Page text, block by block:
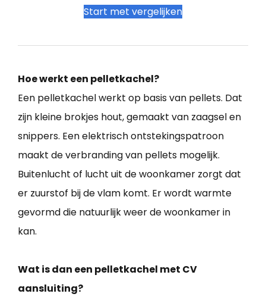
Start met vergelijken
Hoe werkt een pelletkachel?
Een pelletkachel werkt op basis van pellets. Dat
zijn kleine brokjes hout, gemaakt van zaagsel en
snippers. Een elektrisch ontstekingspatroon
maakt de verbranding van pellets mogelijk.
Buitenlucht of lucht uit de woonkamer zorgt dat
er zuurstof bij de vlam komt. Er wordt warmte
gevormd die natuurlijk weer de woonkamer in
kan.
Wat is dan een pelletkachel met CV
aansluiting?